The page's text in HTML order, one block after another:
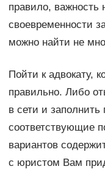
правило, важность
своевременности
можно найти не
Пойти к адвокату,
правильно. Либо
в сети и
соответствующие
вариантов
с юристом Вам